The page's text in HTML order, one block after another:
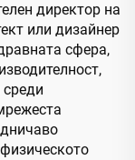
директор на
или дизайнер
сфера,
среди